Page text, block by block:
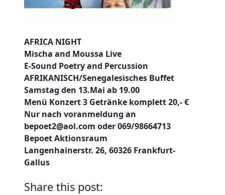
AFRICA NIGHT
Mischa and Moussa Live
E-Sound Poetry and Percussion
AFRIKANISCH/Senegalesisches Buffet
Samstag den 13.Mai ab 19.00
Menü Konzert 3 Getränke komplett 20,- €
Nur nach voranmeldung an
bepoet2@aol.com oder 069/98664713
Bepoet Aktionsraum
Langenhainerstr. 26, 60326 Frankfurt-
Gallus
Share this post: